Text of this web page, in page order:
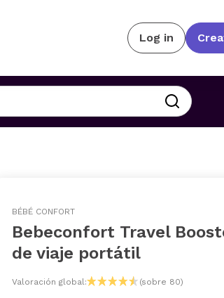
Log in
BÉBÉ CONFORT
Bebeconfort Travel
de viaje portátil
Valoración global: (sobre 80)